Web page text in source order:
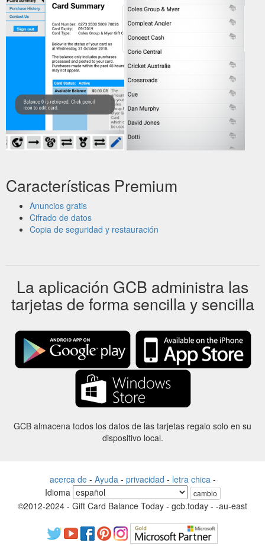
Características Premium
Anuncios gratis
Cifrado de datos
Copia de seguridad y restauración
La aplicación GCB administra las
tarjetas de forma sencilla y sencilla
GCB almacena todos los datos de las tarjetas regalo solo en su
dispositivo local.
acerca de- Ayuda- privacidad - letra chica-
Idioma
cambio
©2012-2024 - Gift Card Balance Today - gcb.today - -au-east